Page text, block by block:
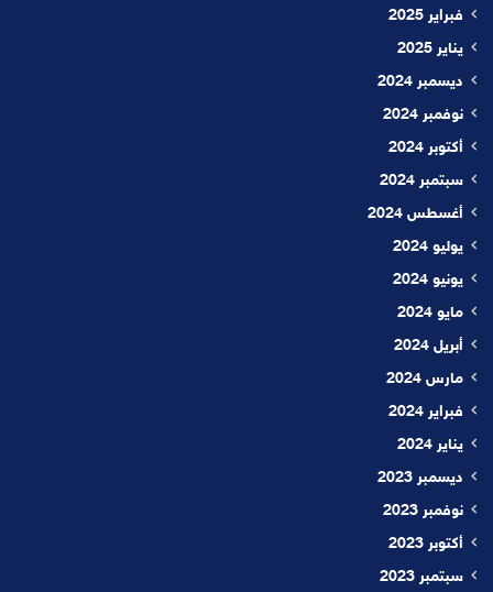
فبراير 2025
يناير 2025
ديسمبر 2024
نوفمبر 2024
أكتوبر 2024
سبتمبر 2024
أغسطس 2024
يوليو 2024
يونيو 2024
مايو 2024
أبريل 2024
مارس 2024
فبراير 2024
يناير 2024
ديسمبر 2023
نوفمبر 2023
أكتوبر 2023
سبتمبر 2023